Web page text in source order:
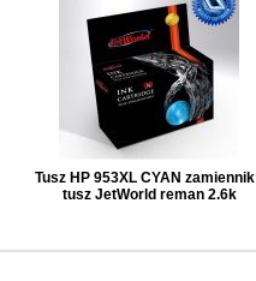
Tusz HP 953XL CYAN
tusz JetWorld reman 2.6k